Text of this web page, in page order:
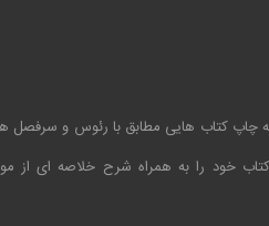
چاپ کتاب هایی مطابق با رئوس و سرفصل
کتاب خود را به همراه شرح خلاصه ای از